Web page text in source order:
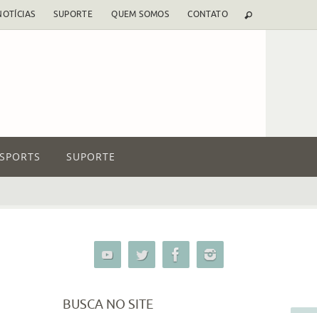
SUPORTE QUEM SOMOS CONTATO
SUPORTE
BUSCA NO SITE